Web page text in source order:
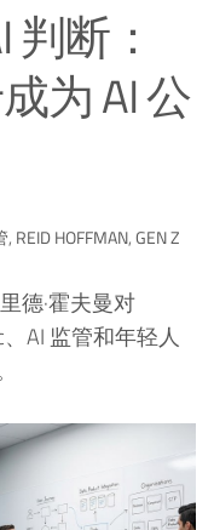
断：
为 AI 公
, REID HOFFMAN,GEN Z
德·霍夫曼对
、AI 监管和年轻人